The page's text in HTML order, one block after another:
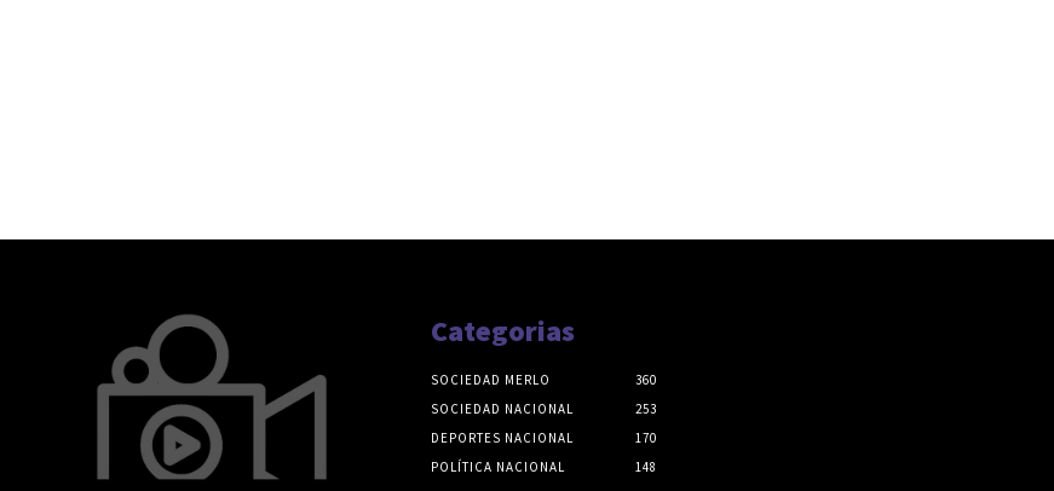
Categorias
SOCIEDAD MERLO
360
SOCIEDAD NACIONAL
253
DEPORTES NACIONAL
170
POLÍTICA NACIONAL
148